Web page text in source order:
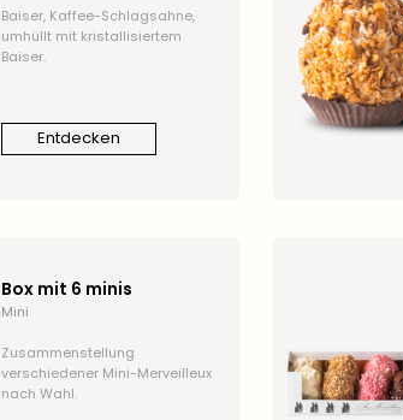
Baiser, Kaffee-Schlagsahne,
umhüllt mit kristallisiertem
Baiser.
Entdecken
Box mit 6 minis
Mini
Zusammenstellung
verschiedener Mini-Merveilleux
nach Wahl.